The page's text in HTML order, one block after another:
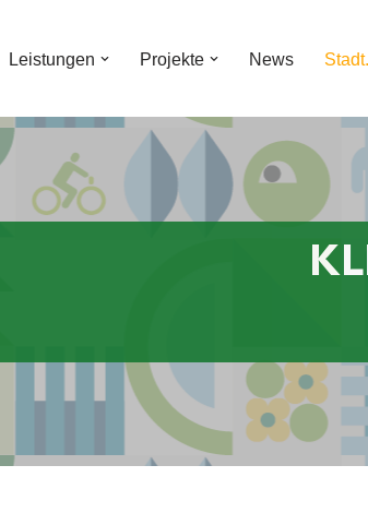
Leistungen Projekte News